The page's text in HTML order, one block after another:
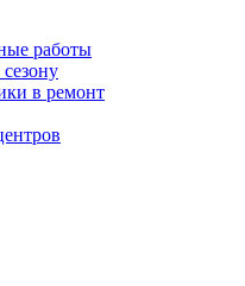
работы
в ремонт